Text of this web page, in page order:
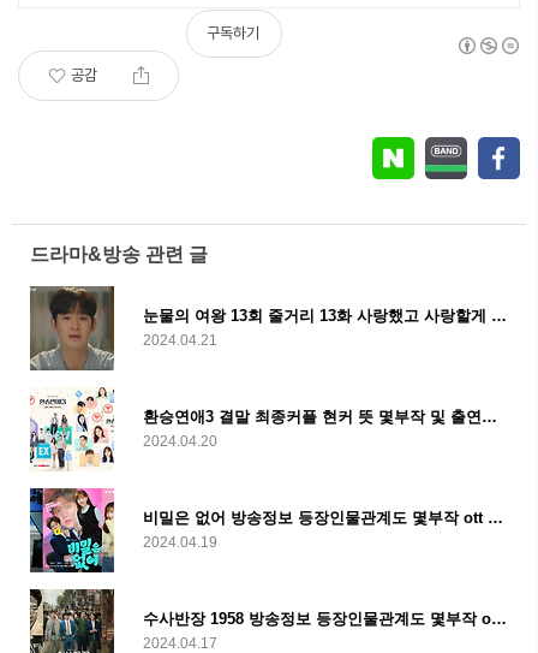
공감
구독하기
드라마&방송 관련 글
눈물의 여왕 13회 줄거리 13화 사랑했고 사랑할게 14회 예고
2024.04.21
환승연애3 결말 최종커플 현커 뜻 몇부작 및 출연진 인스타
2024.04.20
비밀은 없어 방송정보 등장인물관계도 몇부작 ott 줄거리 및 고경표 강한나
2024.04.19
수사반장 1958 방송정보 등장인물관계도 몇부작 ott 및 줄거리
2024.04.17